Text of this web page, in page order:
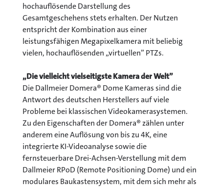
hochauflösende Darstellung des
Gesamtgeschehens stets erhalten. Der Nutzen
entspricht der Kombination aus einer
leistungsfähigen Megapixelkamera mit beliebig
vielen, hochauflösenden „virtuellen” PTZs.
„Die vielleicht vielseitigste Kamera der Welt”
Die Dallmeier Domera® Dome Kameras sind die
Antwort des deutschen Herstellers auf viele
Probleme bei klassischen Videokamerasystemen.
Zu den Eigenschaften der Domera® zählen unter
anderem eine Auflösung von bis zu 4K, eine
integrierte KI-Videoanalyse sowie die
fernsteuerbare Drei-Achsen-Verstellung mit dem
Dallmeier RPoD (Remote Positioning Dome) und ein
modulares Baukastensystem, mit dem sich mehr als